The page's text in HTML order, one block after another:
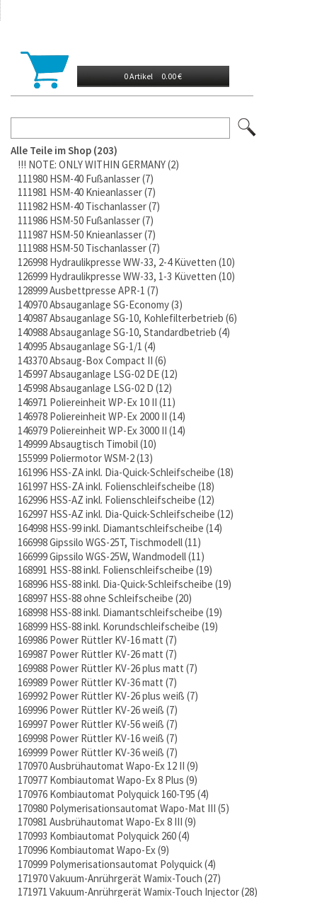
0 Artikel 0.00 €
Alle Teile im Shop 203
!!! NOTE: ONLY WITHIN GERMANY 2
111980 HSM-40 Fußanlasser 7
111981 HSM-40 Knieanlasser 7
111982 HSM-40 Tischanlasser 7
111986 HSM-50 Fußanlasser 7
111987 HSM-50 Knieanlasser 7
111988 HSM-50 Tischanlasser 7
126998 Hydraulikpresse WW-33, 2-4 Küvetten 10
126999 Hydraulikpresse WW-33, 1-3 Küvetten 10
128999 Ausbettpresse APR-1 7
140970 Absauganlage SG-Economy 3
140987 Absauganlage SG-10, Kohlefilterbetrieb 6
140988 Absauganlage SG-10, Standardbetrieb 4
140995 Absauganlage SG-1/1 4
143370 Absaug-Box Compact II 6
145997 Absauganlage LSG-02 DE 12
145998 Absauganlage LSG-02 D 12
146971 Poliereinheit WP-Ex 10 II 11
146978 Poliereinheit WP-Ex 2000 II 14
146979 Poliereinheit WP-Ex 3000 II 14
149999 Absaugtisch Timobil 10
155999 Poliermotor WSM-2 13
161996 HSS-ZA inkl. Dia-Quick-Schleifscheibe 18
161997 HSS-ZA inkl. Folienschleifscheibe 18
162996 HSS-AZ inkl. Folienschleifscheibe 12
162997 HSS-AZ inkl. Dia-Quick-Schleifscheibe 12
164998 HSS-99 inkl. Diamantschleifscheibe 14
166998 Gipssilo WGS-25T, Tischmodell 11
166999 Gipssilo WGS-25W, Wandmodell 11
168991 HSS-88 inkl. Folienschleifscheibe 19
168996 HSS-88 inkl. Dia-Quick-Schleifscheibe 19
168997 HSS-88 ohne Schleifscheibe 20
168998 HSS-88 inkl. Diamantschleifscheibe 19
168999 HSS-88 inkl. Korundschleifscheibe 19
169986 Power Rüttler KV-16 matt 7
169987 Power Rüttler KV-26 matt 7
169988 Power Rüttler KV-26 plus matt 7
169989 Power Rüttler KV-36 matt 7
169992 Power Rüttler KV-26 plus weiß 7
169996 Power Rüttler KV-26 weiß 7
169997 Power Rüttler KV-56 weiß 7
169998 Power Rüttler KV-16 weiß 7
169999 Power Rüttler KV-36 weiß 7
170970 Ausbrühautomat Wapo-Ex 12 II 9
170977 Kombiautomat Wapo-Ex 8 Plus 9
170976 Kombiautomat Polyquick 160-T95 4
170980 Polymerisationsautomat Wapo-Mat III 5
170981 Ausbrühautomat Wapo-Ex 8 III 9
170993 Kombiautomat Polyquick 260 4
170996 Kombiautomat Wapo-Ex 9
170999 Polymerisationsautomat Polyquick 4
171970 Vakuum-Anrührgerät Wamix-Touch 27
171971 Vakuum-Anrührgerät Wamix-Touch Injector 28